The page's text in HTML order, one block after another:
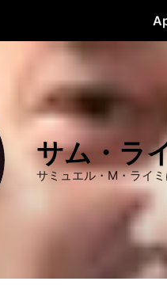
サム・ラ
サミュエル・M・ライ